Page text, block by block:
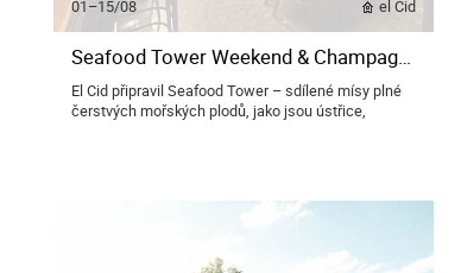
01–15/08 el Cid
Seafood Tower Weekend & Champagne
El Cid připravil Seafood Tower – sdílené mísy plné
čerstvých mořských plodů, jako jsou ústřice,